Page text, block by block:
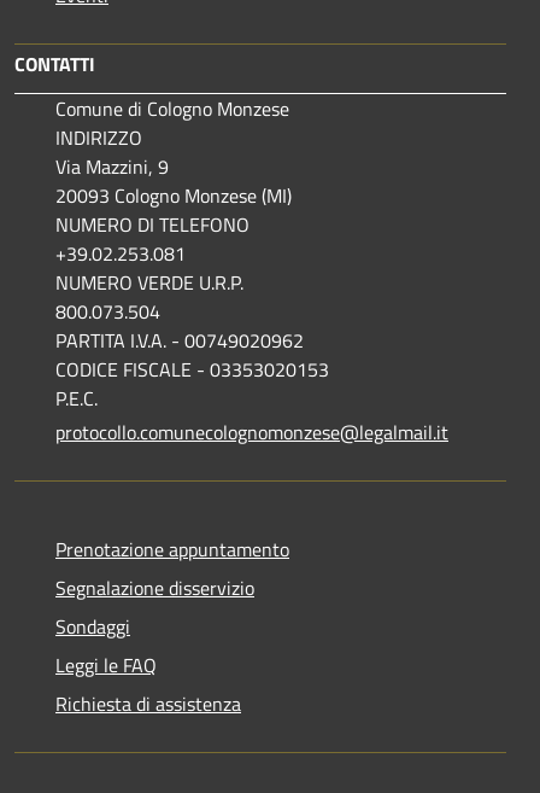
CONTATTI
Comune di Cologno Monzese
INDIRIZZO
Via Mazzini, 9
20093 Cologno Monzese (MI)
NUMERO DI TELEFONO
+39.02.253.081
NUMERO VERDE U.R.P.
800.073.504
PARTITA I.V.A. - 00749020962
CODICE FISCALE - 03353020153
P.E.C.
protocollo.comunecolognomonzese@legalmail.it
Prenotazione appuntamento
Segnalazione disservizio
Sondaggi
Leggi le FAQ
Richiesta di assistenza